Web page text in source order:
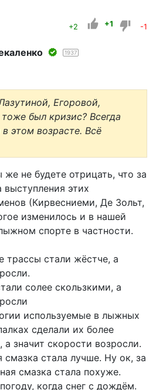
+2 +1 -1
1937
Егоровой,
был кризис? Всегда
этом возрасте. Всё
не будете отрицать, что за
этих
(Кирвесниеми, Де Зольт,
изменилось и в нашей
спорте в частности.
трассы стали жёстче, а
солее скользкими, а
используемые в лыжных
сделали их более
значит скорости возросли.
стала лучше. Ну ок, за
смазка стала похуже.
когда снег с дождём.